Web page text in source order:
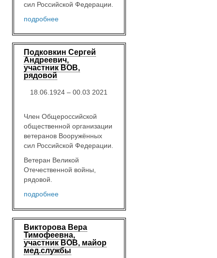
сил Российской Федерации.
подробнее
Подковкин Сергей
Андреевич,
участник ВОВ,
рядовой
18.06.1924 – 00.03 2021
Член Общероссийской
общественной организации
ветеранов Вооружённых
сил Российской Федерации.
Ветеран Великой
Отечественной войны,
рядовой.
подробнее
Викторова Вера
Тимофеевна,
участник ВОВ, майор
мед.службы